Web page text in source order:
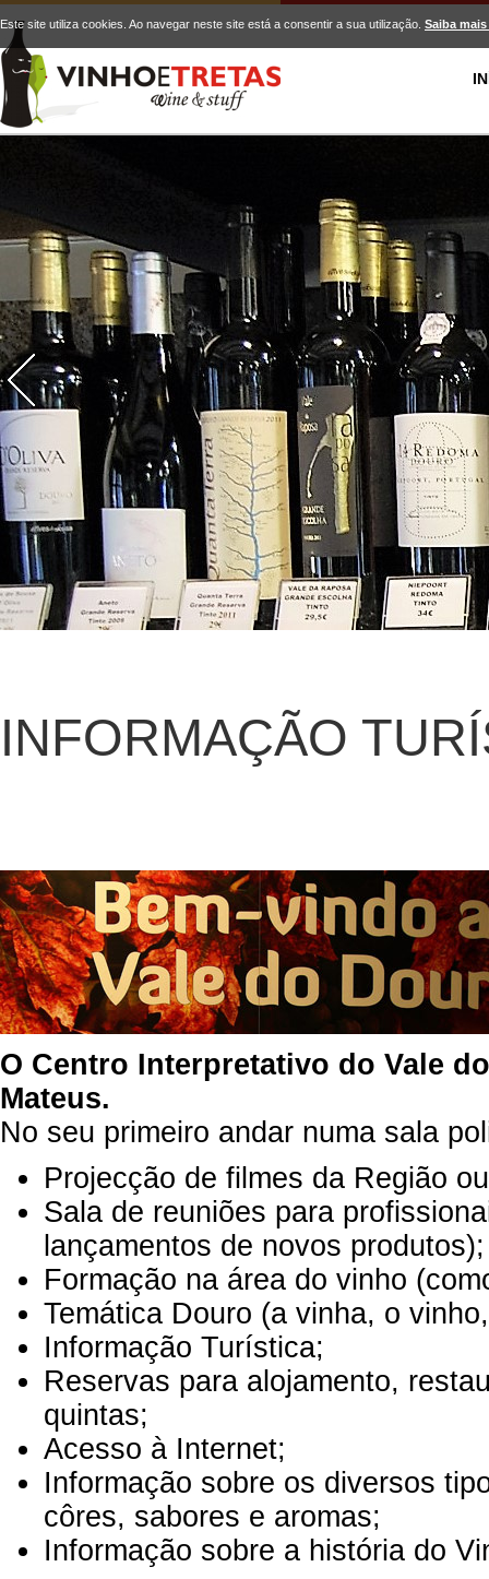
INFORMAÇÃO
O Centro Interpretativo do Vale
Mateus.
No seu primeiro andar numa sala
Projecção de filmes da Região
Sala de reuniões para
lançamentos de novos produtos);
Formação na área do vinho
Temática Douro (a vinha, o
Informação Turística;
Reservas para alojamento,
quintas;
Acesso à Internet;
Informação sobre os diversos
côres, sabores e aromas;
Informação sobre a história do
Este site utiliza cookies. Ao navegar neste site está a consentir a sua utilização. Saiba